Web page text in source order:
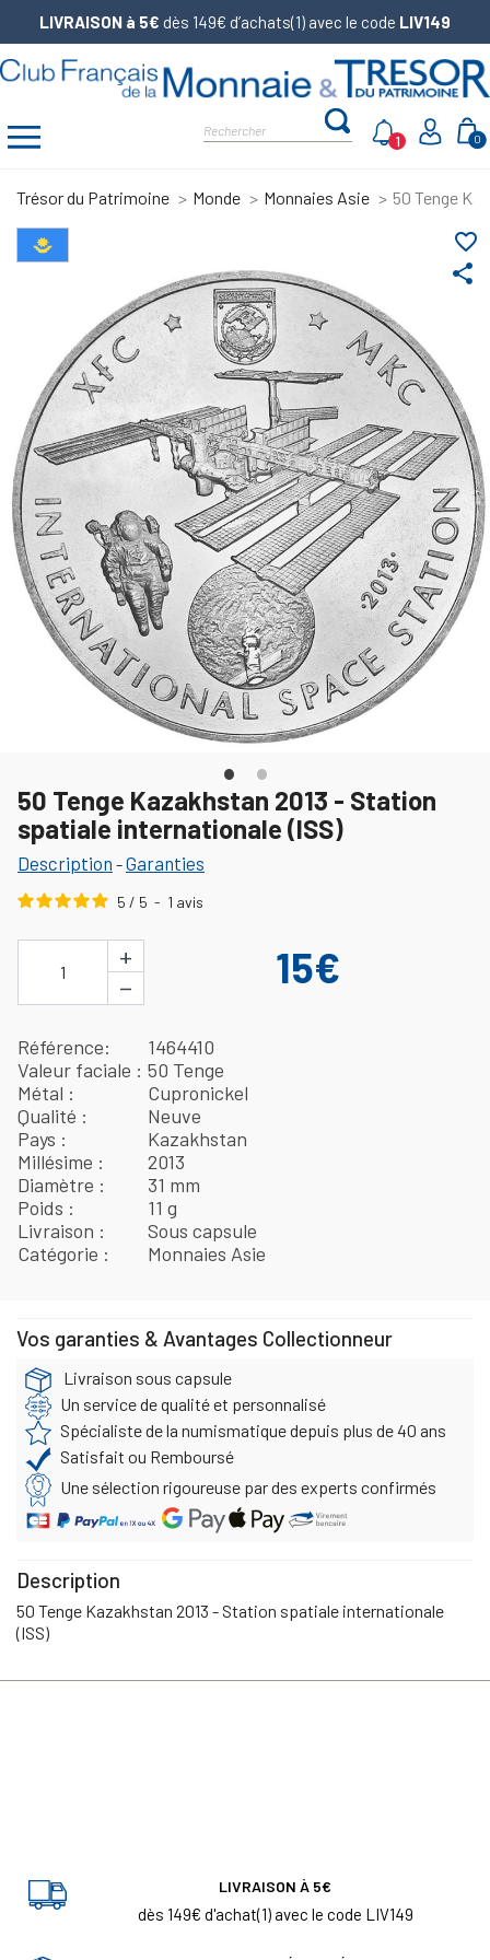
LIVRAISON à 5€ dès 149€ d’achats(1) avec le code LIV149
0
1
Trésor du Patrimoine Monde Monnaies Asie 50 Tenge
share
favorite_border
50 Tenge Kazakhstan 2013 - Station
spatiale internationale (ISS)
Description -Garanties
5 / 5 - 1 avis
1
+
−
15€
Référence
1464410
Valeur faciale
50 Tenge
Métal
Cupronickel
Qualité
Neuve
Pays
Kazakhstan
Millésime
2013
Diamètre
31 mm
Poids
11 g
Livraison
Sous capsule
Catégorie
Monnaies Asie
Vos garanties & Avantages Collectionneur
Livraison sous capsule
Un service de qualité et personnalisé
Spécialiste de la numismatique depuis plus de 40 ans
Satisfait ou Remboursé
Une sélection rigoureuse par des experts confirmés
Description
50 Tenge Kazakhstan 2013 - Station spatiale internationale
(ISS)
LIVRAISON À 5€
dès 149€ d'achat(1) avec le code LIV149